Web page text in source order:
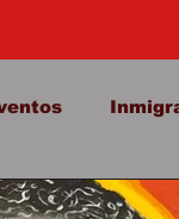
de Pago TPS